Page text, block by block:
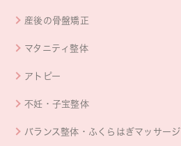
産後の骨盤矯正
マタニティ整体
アトピー
不妊・子宝整体
バランス整体・ふくらはぎマッサージ